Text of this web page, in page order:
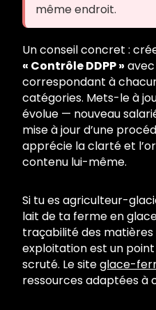
même endroit.
Un conseil concret :
« Contrôle DDPP »
correspondant à
catégories. Mets-le à
évolue — nouveau
mise à jour d’une
apprécie la clarté et
contenu lui-même.
Si tu es agriculteur-
lait de ta ferme en
traçabilité des
exploitation est un
scruté. Le siteglace-
ressources adaptées à